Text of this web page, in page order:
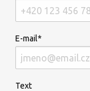
E-mail*
Text